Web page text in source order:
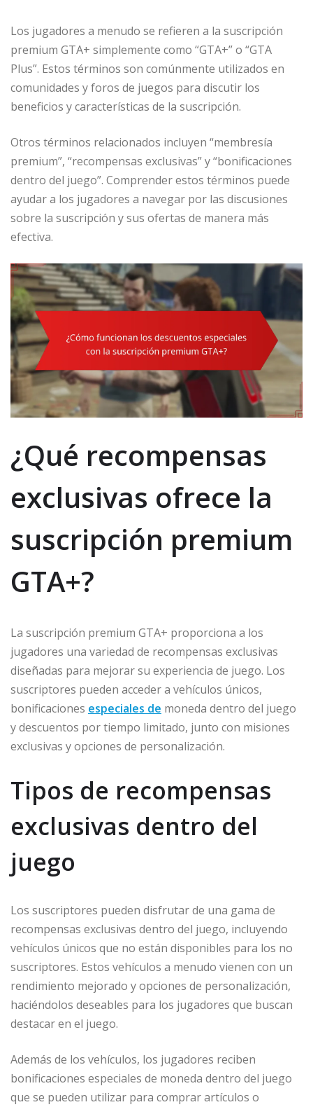
Los jugadores a menudo se refieren a la suscripción
premium GTA+ simplemente como “GTA+” o “GTA
Plus”. Estos términos son comúnmente utilizados en
comunidades y foros de juegos para discutir los
beneficios y características de la suscripción.
Otros términos relacionados incluyen “membresía
premium”, “recompensas exclusivas” y “bonificaciones
dentro del juego”. Comprender estos términos puede
ayudar a los jugadores a navegar por las discusiones
sobre la suscripción y sus ofertas de manera más
efectiva.
¿Qué recompensas
exclusivas ofrece la
suscripción premium
GTA+?
La suscripción premium GTA+ proporciona a los
jugadores una variedad de recompensas exclusivas
diseñadas para mejorar su experiencia de juego. Los
suscriptores pueden acceder a vehículos únicos,
bonificaciones especiales de moneda dentro del juego
y descuentos por tiempo limitado, junto con misiones
exclusivas y opciones de personalización.
Tipos de recompensas
exclusivas dentro del
juego
Los suscriptores pueden disfrutar de una gama de
recompensas exclusivas dentro del juego, incluyendo
vehículos únicos que no están disponibles para los no
suscriptores. Estos vehículos a menudo vienen con un
rendimiento mejorado y opciones de personalización,
haciéndolos deseables para los jugadores que buscan
destacar en el juego.
Además de los vehículos, los jugadores reciben
bonificaciones especiales de moneda dentro del juego
que se pueden utilizar para comprar artículos o